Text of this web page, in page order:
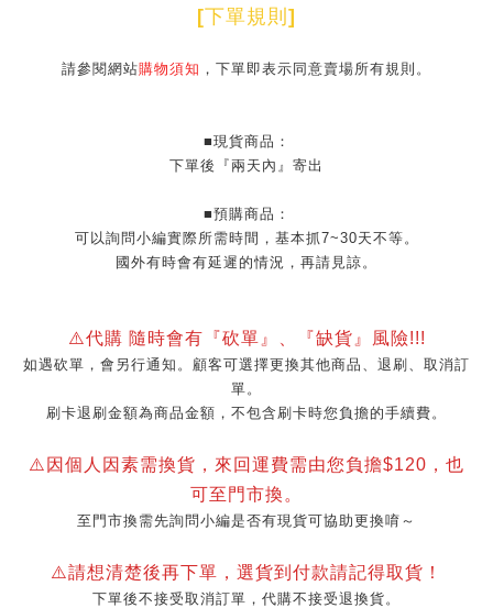
[下單規則 ]
請參閱網站購物須知 ，下單即表示同意賣場所有規則。
■現貨商品：
下單後『兩天內』寄出
■預購商品：
可以詢問小編實際所需時間，基本抓7~30天不等。
國外有時會有延遲的情況，再請見諒。
⚠️代購 隨時會有『砍單』、『缺貨』風險!!!
如遇砍單，會另行通知。顧客可選擇更換其他商品、退刷、取消訂
單。
刷卡退刷金額為商品金額，不包含刷卡時您負擔的手續費。
⚠️因個人因素需換貨，來回運費需由您負擔$120，也
可至門市換。
至門市換需先詢問小編是否有現貨可協助更換唷～
⚠️請想清楚後再下單，選貨到付款請記得取貨！
下單後不接受取消訂單，代購不接受退換貨。